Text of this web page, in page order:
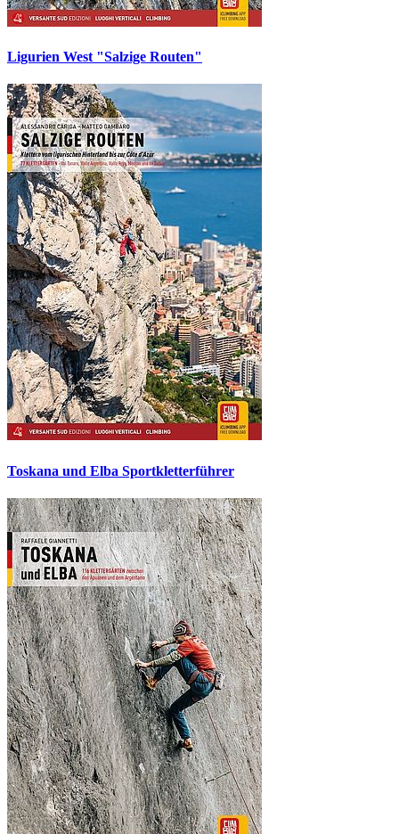
Ligurien West "Salzige Routen"
Toskana und Elba Sportkletterführer